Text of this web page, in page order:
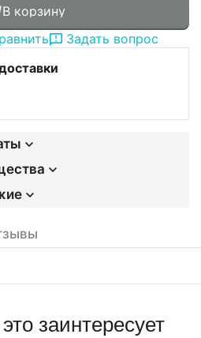
В корзину
Задать вопрос
заинтересует